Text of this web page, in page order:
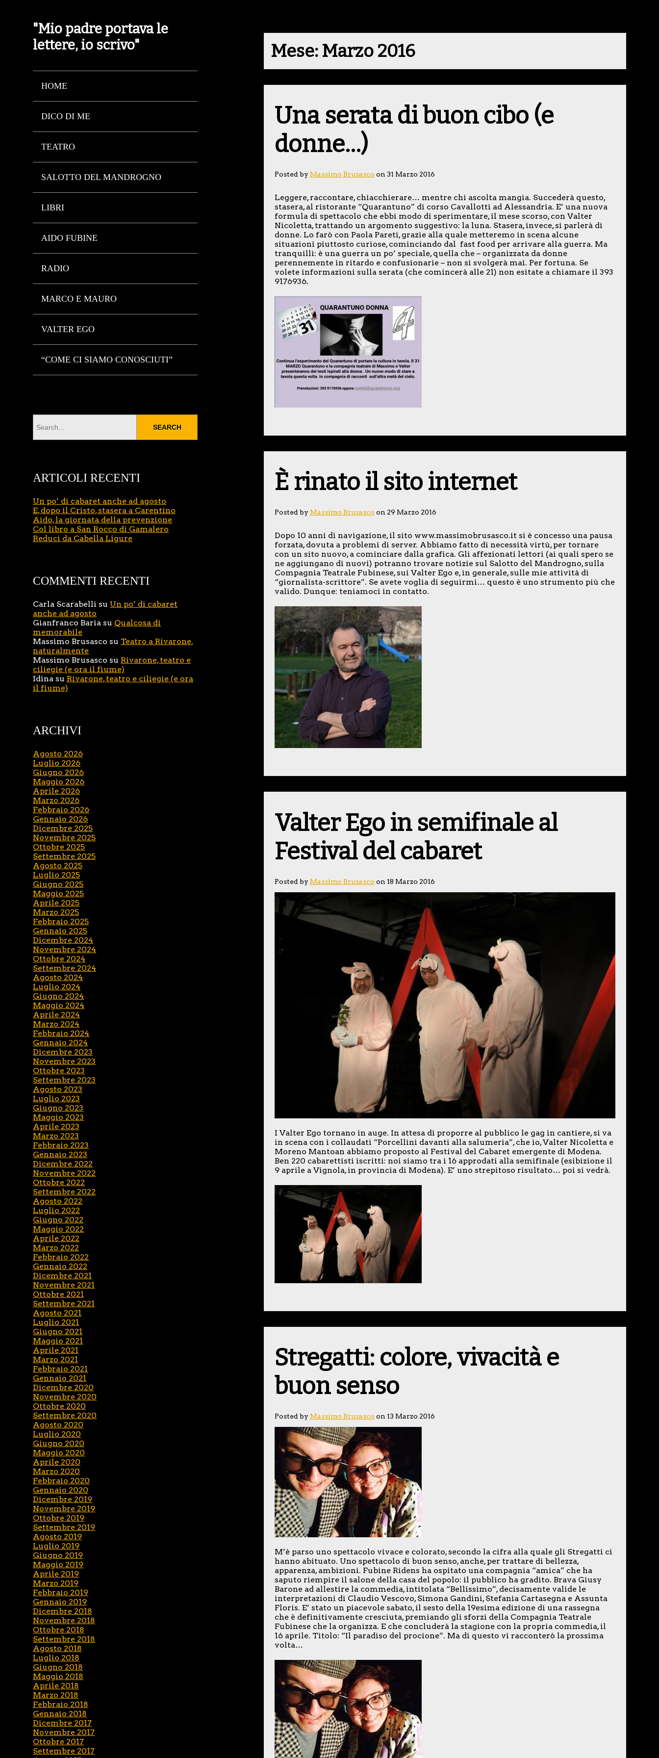
"Mio padre portava le
lettere, io scrivo"
HOME
DICO DI ME
TEATRO
SALOTTO DEL MANDROGNO
LIBRI
AIDO FUBINE
RADIO
MARCO E MAURO
VALTER EGO
“COME CI SIAMO CONOSCIUTI”
Mese: Marzo 2016
Una serata di buon cibo (e
donne…)
Posted by Massimo Brusasco on 31 Marzo 2016
Leggere, raccontare, chiacchierare… mentre chi ascolta mangia. Succederà questo,
stasera, al ristorante “Quarantuno” di corso Cavallotti ad Alessandria. E’ una nuova
formula di spettacolo che ebbi modo di sperimentare, il mese scorso, con Valter
Nicoletta, trattando un argomento suggestivo: la luna. Stasera, invece, si parlerà di
donne. Lo farò con Paola Pareti, grazie alla quale metteremo in scena alcune
situazioni piuttosto curiose, cominciando dal fast food per arrivare alla guerra. Ma
tranquilli: è una guerra un po’ speciale, quella che – organizzata da donne
perennemente in ritardo e confusionarie – non si svolgerà mai. Per fortuna. Se
volete informazioni sulla serata (che comincerà alle 21) non esitate a chiamare il 393
9176936.
È rinato il sito internet
Posted by Massimo Brusasco on 29 Marzo 2016
Dopo 10 anni di navigazione, il sito www.massimobrusasco.it si è concesso una pausa
forzata, dovuta a problemi di server. Abbiamo fatto di necessità virtù, per tornare
con un sito nuovo, a cominciare dalla grafica. Gli affezionati lettori (ai quali spero se
ne aggiungano di nuovi) potranno trovare notizie sul Salotto del Mandrogno, sulla
Compagnia Teatrale Fubinese, sui Valter Ego e, in generale, sulle mie attività di
“giornalista-scrittore”. Se avete voglia di seguirmi… questo è uno strumento più che
valido. Dunque: teniamoci in contatto.
Valter Ego in semifinale al
Festival del cabaret
Posted by Massimo Brusasco on 18 Marzo 2016
I Valter Ego tornano in auge. In attesa di proporre al pubblico le gag in cantiere, si va
in scena con i collaudati “Porcellini davanti alla salumeria”, che io, Valter Nicoletta e
Moreno Mantoan abbiamo proposto al Festival del Cabaret emergente di Modena.
Ben 220 cabarettisti iscritti: noi siamo tra i 16 approdati alla semifinale (esibizione il
9 aprile a Vignola, in provincia di Modena). E’ uno strepitoso risultato… poi si vedrà.
Stregatti: colore, vivacità e
buon senso
Posted by Massimo Brusasco on 13 Marzo 2016
M’è parso uno spettacolo vivace e colorato, secondo la cifra alla quale gli Stregatti ci
hanno abituato. Uno spettacolo di buon senso, anche, per trattare di bellezza,
apparenza, ambizioni. Fubine Ridens ha ospitato una compagnia “amica” che ha
saputo riempire il salone della casa del popolo: il pubblico ha gradito. Brava Giusy
Barone ad allestire la commedia, intitolata “Bellissimo”, decisamente valide le
interpretazioni di Claudio Vescovo, Simona Gandini, Stefania Cartasegna e Assunta
Floris. E’ stato un piacevole sabato, il sesto della 19esima edizione di una rassegna
che è definitivamente cresciuta, premiando gli sforzi della Compagnia Teatrale
Fubinese che la organizza. E che concluderà la stagione con la propria commedia, il
16 aprile. Titolo: “Il paradiso del procione”. Ma di questo vi racconterò la prossima
volta…
ARTICOLI RECENTI
Un po’ di cabaret anche ad agosto
E, dopo il Cristo, stasera a Carentino
Aido, la giornata della prevenzione
Col libro a San Rocco di Gamalero
Reduci da Cabella Ligure
COMMENTI RECENTI
Carla Scarabelli su Un po’ di cabaret
anche ad agosto
Gianfranco Baria su Qualcosa di
memorabile
Massimo Brusasco su Teatro a Rivarone,
naturalmente
Massimo Brusasco su Rivarone, teatro e
ciliegie (e ora il fiume)
Idina su Rivarone, teatro e ciliegie (e ora
il fiume)
ARCHIVI
Agosto 2026
Luglio 2026
Giugno 2026
Maggio 2026
Aprile 2026
Marzo 2026
Febbraio 2026
Gennaio 2026
Dicembre 2025
Novembre 2025
Ottobre 2025
Settembre 2025
Agosto 2025
Luglio 2025
Giugno 2025
Maggio 2025
Aprile 2025
Marzo 2025
Febbraio 2025
Gennaio 2025
Dicembre 2024
Novembre 2024
Ottobre 2024
Settembre 2024
Agosto 2024
Luglio 2024
Giugno 2024
Maggio 2024
Aprile 2024
Marzo 2024
Febbraio 2024
Gennaio 2024
Dicembre 2023
Novembre 2023
Ottobre 2023
Settembre 2023
Agosto 2023
Luglio 2023
Giugno 2023
Maggio 2023
Aprile 2023
Marzo 2023
Febbraio 2023
Gennaio 2023
Dicembre 2022
Novembre 2022
Ottobre 2022
Settembre 2022
Agosto 2022
Luglio 2022
Giugno 2022
Maggio 2022
Aprile 2022
Marzo 2022
Febbraio 2022
Gennaio 2022
Dicembre 2021
Novembre 2021
Ottobre 2021
Settembre 2021
Agosto 2021
Luglio 2021
Giugno 2021
Maggio 2021
Aprile 2021
Marzo 2021
Febbraio 2021
Gennaio 2021
Dicembre 2020
Novembre 2020
Ottobre 2020
Settembre 2020
Agosto 2020
Luglio 2020
Giugno 2020
Maggio 2020
Aprile 2020
Marzo 2020
Febbraio 2020
Gennaio 2020
Dicembre 2019
Novembre 2019
Ottobre 2019
Settembre 2019
Agosto 2019
Luglio 2019
Giugno 2019
Maggio 2019
Aprile 2019
Marzo 2019
Febbraio 2019
Gennaio 2019
Dicembre 2018
Novembre 2018
Ottobre 2018
Settembre 2018
Agosto 2018
Luglio 2018
Giugno 2018
Maggio 2018
Aprile 2018
Marzo 2018
Febbraio 2018
Gennaio 2018
Dicembre 2017
Novembre 2017
Ottobre 2017
Settembre 2017